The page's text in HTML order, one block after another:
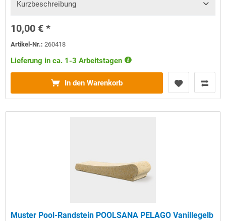
Kurzbeschreibung
10,00 € *
Artikel-Nr.:260418
Lieferung in ca. 1-3 Arbeitstagen
In den Warenkorb
Muster Pool-Randstein POOLSANA PELAGO Vanillegelb